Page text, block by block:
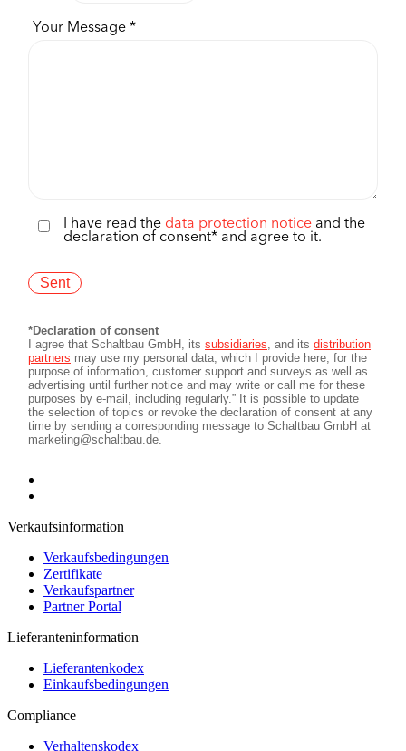
Verkaufsinformation
Verkaufsbedingungen
Zertifikate
Verkaufspartner
Partner Portal
Lieferanteninformation
Lieferantenkodex
Einkaufsbedingungen
Compliance
Verhaltenskodex